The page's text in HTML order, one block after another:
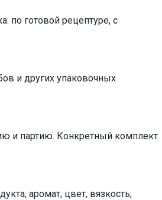
готовой рецептуре, с
и других упаковочных
и партию. Конкретный комплект
аромат, цвет, вязкость,